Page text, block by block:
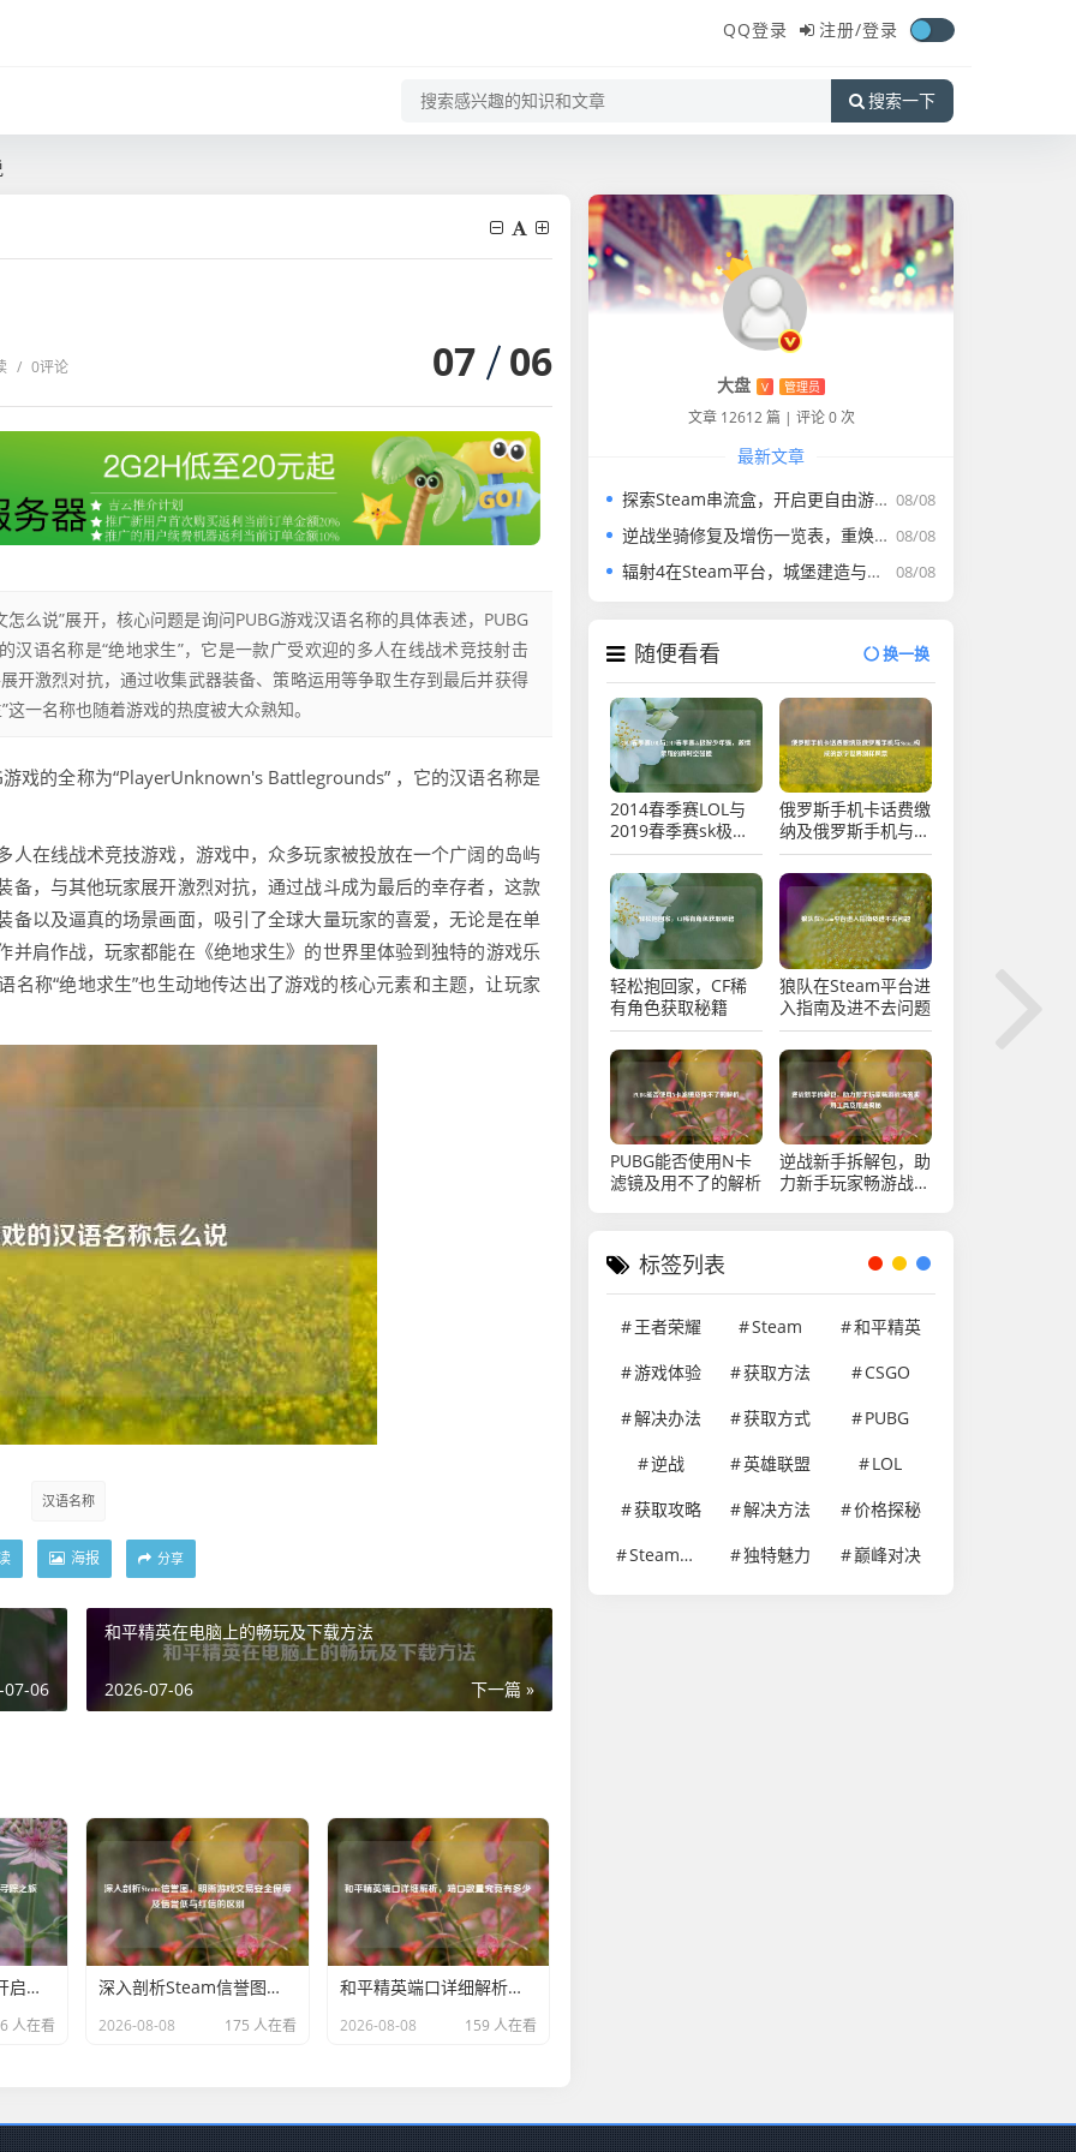
QQ登录 注册/登录
搜索一下
/ 0评论 07 06
么说”展开，核心问题是询问PUBG游戏汉语名称的具体表述，PUBG
语名称是“绝地求生”，它是一款广受欢迎的多人在线战术竞技射击
开激烈对抗，通过收集武器装备、策略运用等争取生存到最后并获得
一名称也随着游戏的热度被大众熟知。
戏的全称为“PlayerUnknown's Battlegrounds” ，它的汉语名称是
人在线战术竞技游戏，游戏中，众多玩家被投放在一个广阔的岛屿
备，与其他玩家展开激烈对抗，通过战斗成为最后的幸存者，这款
备以及逼真的场景画面，吸引了全球大量玩家的喜爱，无论是在单
肩作战，玩家都能在《绝地求生》的世界里体验到独特的游戏乐
称“绝地求生”也生动地传达出了游戏的核心元素和主题，让玩家
汉语名称
海报 分享
07-06
和平精英在电脑上的畅玩及下载方法
下一篇 »
2026-07-06
找回Steam存档，开启游戏记忆寻踪之旅
人在看
深入剖析Steam信誉图，明晰游戏交易安全保障及信誉低与红信的区别
2026-08-08 175 人在看
和平精英端口详细解析，端口数量究竟有多少
2026-08-08 159 人在看
大盘 V 管理员
文章 12612 篇 | 评论 0 次
最新文章
08/08
探索Steam串流盒，开启更自由游戏体验及相关下载
08/08
逆战坐骑修复及增伤一览表，重焕战斗风采
08/08
辐射4在Steam平台，城堡建造与指派大炮的独特魅力与体验
随便看看 换一换
2014春季赛LOL与
2019春季赛sk极智
少年强，激情荣耀的
跨时空碰撞
俄罗斯手机卡话费缴
纳及俄罗斯手机与
Steam构成的数字世
界别样风景
轻松抱回家，CF稀
有角色获取秘籍
狼队在Steam平台进
入指南及进不去问题
PUBG能否使用N卡
滤镜及用不了的解析
逆战新手拆解包，助
力新手玩家畅游战场
标签列表
王者荣耀 Steam
和平精英
游戏体验
获取方法
CSGO
解决办法
获取方式
PUBG
逆战
英雄联盟
LOL
获取攻略
解决方法
价格探秘
Steam游戏
独特魅力 巅峰对决